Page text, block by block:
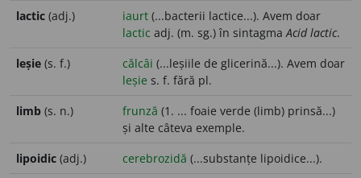
lactic (adj.) iaurt (...bacterii lactice...). Avem doar
lactic adj. (m. sg.) în sintagmaAcid lactic.
leșie (s. f.) călcâi (...leșiile de glicerină...). Avem doar
leșie s. f. fără pl.
limb (s. n.) frunză (1. ... foaie verde (limb) prinsă...)
și alte câteva exemple.
lipoidic (adj.) cerebrozidă (...substanțe lipoidice...).